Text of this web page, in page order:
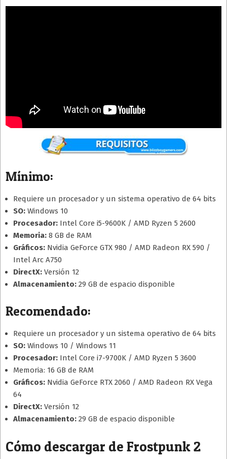
Mínimo:
Requiere un procesador y un sistema operativo de 64 bits
SO: Windows 10
Procesador: Intel Core i5-9600K / AMD Ryzen 5 2600
Memoria: 8 GB de RAM
Gráficos: Nvidia GeForce GTX 980 / AMD Radeon RX 590 /
Intel Arc A750
DirectX: Versión 12
Almacenamiento: 29 GB de espacio disponible
Recomendado:
Requiere un procesador y un sistema operativo de 64 bits
SO: Windows 10 / Windows 11
Procesador: Intel Core i7-9700K / AMD Ryzen 5 3600
Memoria: 16 GB de RAM
Gráficos: Nvidia GeForce RTX 2060 / AMD Radeon RX Vega
64
DirectX: Versión 12
Almacenamiento: 29 GB de espacio disponible
Cómo descargar de Frostpunk 2